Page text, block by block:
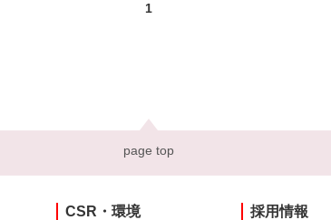
1
page top
CSR・環境 採用情報